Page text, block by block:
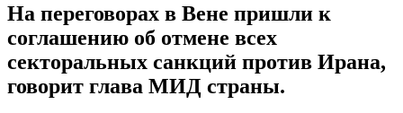
На переговорах в Вене пришли к
соглашению об отмене всех
секторальных санкций против Ирана,
говорит глава МИД страны.